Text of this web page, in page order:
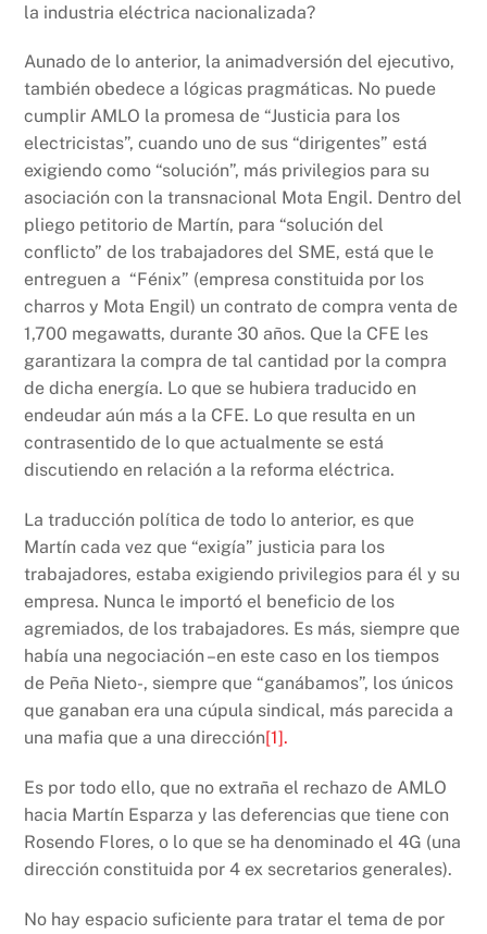
la industria eléctrica nacionalizada?
Aunado de lo anterior, la animadversión del ejecutivo,
también obedece a lógicas pragmáticas. No puede
cumplir AMLO la promesa de “Justicia para los
electricistas”, cuando uno de sus “dirigentes” está
exigiendo como “solución”, más privilegios para su
asociación con la transnacional Mota Engil. Dentro del
pliego petitorio de Martín, para “solución del
conflicto” de los trabajadores del SME, está que le
entreguen a “Fénix” (empresa constituida por los
charros y Mota Engil) un contrato de compra venta de
1,700 megawatts, durante 30 años. Que la CFE les
garantizara la compra de tal cantidad por la compra
de dicha energía. Lo que se hubiera traducido en
endeudar aún más a la CFE. Lo que resulta en un
contrasentido de lo que actualmente se está
discutiendo en relación a la reforma eléctrica.
La traducción política de todo lo anterior, es que
Martín cada vez que “exigía” justicia para los
trabajadores, estaba exigiendo privilegios para él y su
empresa. Nunca le importó el beneficio de los
agremiados, de los trabajadores. Es más, siempre que
había una negociación –en este caso en los tiempos
de Peña Nieto-, siempre que “ganábamos”, los únicos
que ganaban era una cúpula sindical, más parecida a
una mafia que a una dirección[1].
Es por todo ello, que no extraña el rechazo de AMLO
hacia Martín Esparza y las deferencias que tiene con
Rosendo Flores, o lo que se ha denominado el 4G (una
dirección constituida por 4 ex secretarios generales).
No hay espacio suficiente para tratar el tema de por